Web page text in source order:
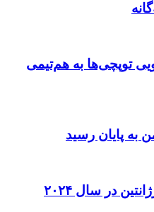
یورویی توپچی‌ها به هم‌تیمی
به پایان رسید